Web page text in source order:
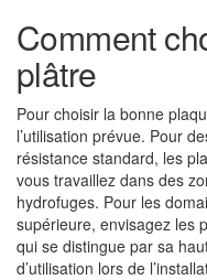
Comment
plâtre
Pour choisir la bonne
l’utilisation prévue. Pour
résistance standard, les
vous travaillez dans des
hydrofuges. Pour les
supérieure, envisagez les
qui se distingue par sa
d’utilisation lors de